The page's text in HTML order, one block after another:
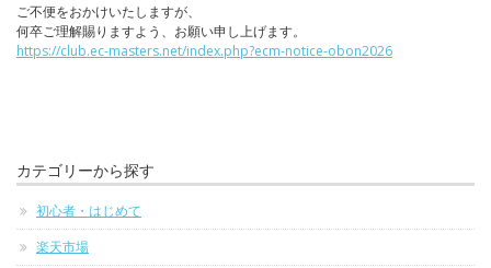
ご不便をおかけいたしますが、
何卒ご理解賜りますよう、お願い申し上げます。
https://club.ec-masters.net/index.php?ecm-notice-obon2026
カテゴリーから探す
初心者・はじめて
楽天市場